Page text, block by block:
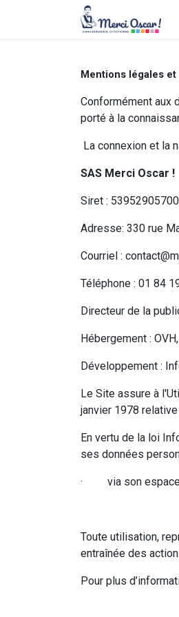
Mentions légales et
Conformément aux
porté à la
La connexion et la
SAS Merci Oscar !
Siret :
Adresse: 330 rue
Courriel :
Téléphone : 01 84
Directeur de la
Hébergement :
Développement :
Le Site assure à
janvier 1978
En vertu de la loi
ses données
· via son espace
Toute utilisation,
entraînée des
Pour plus